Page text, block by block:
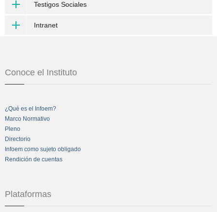
Testigos Sociales
Intranet
Conoce el Instituto
¿Qué es el Infoem?
Marco Normativo
Pleno
Directorio
Infoem como sujeto obligado
Rendición de cuentas
Plataformas